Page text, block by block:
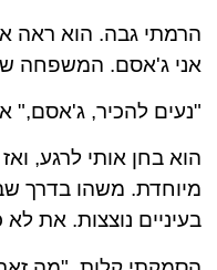
הרמתי גבה. הוא ראה
אני ג'אסם. המשפחה
"נעים להכיר, ג'אסם,"
הוא בחן אותי לרגע,
מיוחדת. משהו בדרך
בעיניים נוצצות. את